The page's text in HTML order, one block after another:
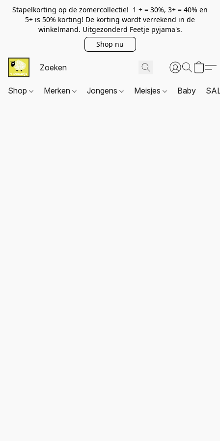
Stapelkorting op de zomercollectie! 1 + = 30%, 3+ = 40% en
5+ is 50% korting! De korting wordt verrekend in de
winkelmand. Uitgezonderd Feetje pyjama's.
Shop nu
Shop Merken Jongens Meisjes Baby